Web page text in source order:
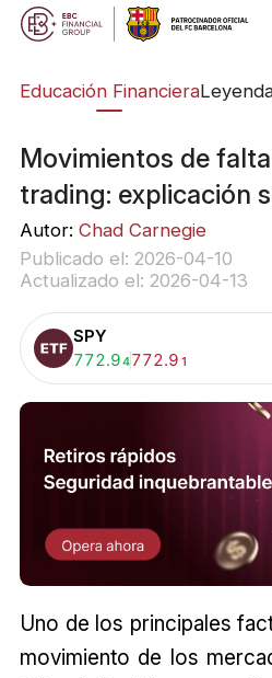
Educación Financiera
Movimientos de
trading: explicación
Autor: Chad Carnegie
Publicado el: 2026-04-10
Actualizado el: 2026-04-13
SPY
Comprar:
772.94Vender:
772.9 1
Uno de los principales
movimiento de los